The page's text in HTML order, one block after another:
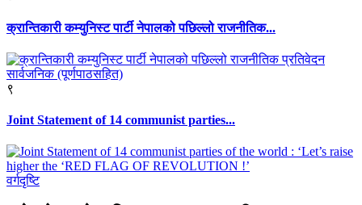
क्रान्तिकारी कम्युनिस्ट पार्टी नेपालको पछिल्लो राजनीतिक...
९
Joint Statement of 14 communist parties...
वर्गदृष्टि